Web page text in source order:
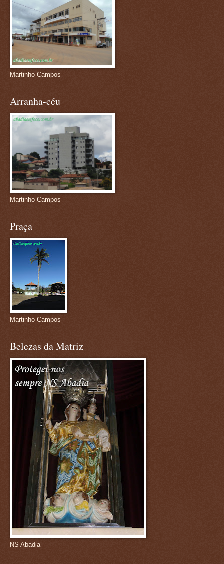
Martinho Campos
Arranha-céu
Martinho Campos
Praça
Martinho Campos
Belezas da Matriz
NS Abadia